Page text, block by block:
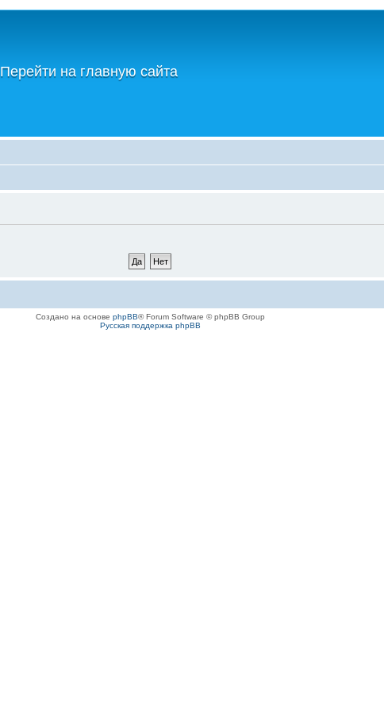
Перейти на главную сайта
Создано на основе phpBB® Forum Software © phpBB Group
Русская поддержка phpBB